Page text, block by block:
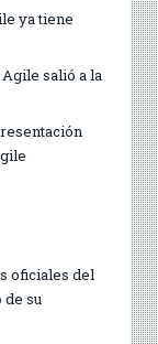
ya tiene
salió a la
oficiales del
de su